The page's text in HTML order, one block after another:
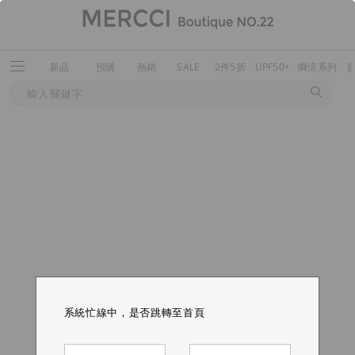
新品 預購 熱銷 SALE 2件5折 UPF50+ 瞬涼系列
系統忙線中，是否跳轉至首頁
系統忙線中，是否跳轉至首頁
系統忙線中，是否跳轉至首頁
系統忙線中，是否跳轉至首頁
系統忙線中，是否跳轉至首頁